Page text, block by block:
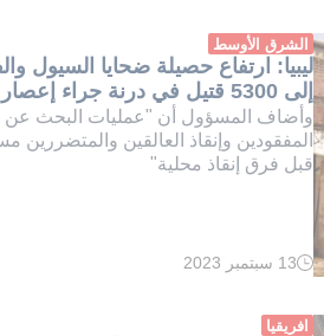
دقيقة.
الشرق الأوسط
ليبيا: ارتفاع حصيلة ضحايا السيول
إلى 5300 قتيل في درنة جراء إعصار "دانيال"
وأضاف المسؤول أن "عمليات البحث عن
المفقودين وإنقاذ العالقين والمتضررين
قبل فرق إنقاذ محلية"
وقت
دقيقة.
13 سبتمبر 2023
افريقيا